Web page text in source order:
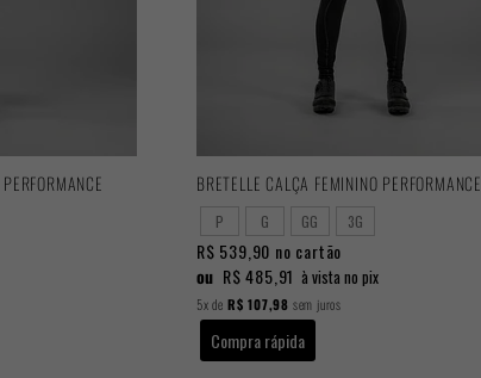
BRETELLE CALÇA FEMININO PERFORMANCE
P G GG 3G
R$ 539,90 no cartão
ou R$ 485,91 à vista no pix
5xde R$ 107,98 sem juros
Compra rápida